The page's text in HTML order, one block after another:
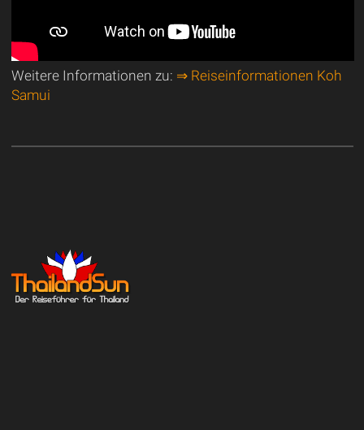
Weitere Informationen zu: ⇒ Reiseinformationen Koh
Samui